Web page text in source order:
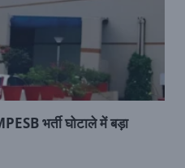
भर्ती घोटाले में बड़ा